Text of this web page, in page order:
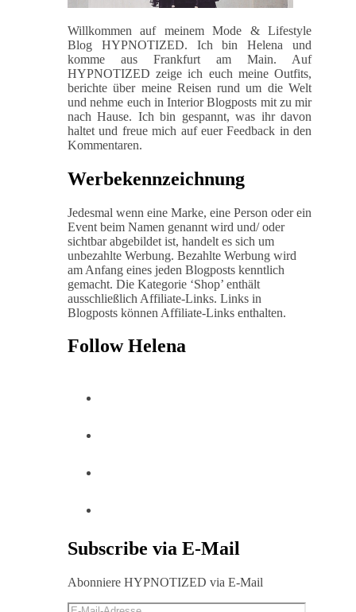
Willkommen auf meinem Mode & Lifestyle
Blog HYPNOTIZED. Ich bin Helena und
komme aus Frankfurt am Main. Auf
HYPNOTIZED zeige ich euch meine Outfits,
berichte über meine Reisen rund um die Welt
und nehme euch in Interior Blogposts mit zu mir
nach Hause. Ich bin gespannt, was ihr davon
haltet und freue mich auf euer Feedback in den
Kommentaren.
Werbekennzeichnung
Jedesmal wenn eine Marke, eine Person oder ein
Event beim Namen genannt wird und/ oder
sichtbar abgebildet ist, handelt es sich um
unbezahlte Werbung. Bezahlte Werbung wird
am Anfang eines jeden Blogposts kenntlich
gemacht. Die Kategorie ‘Shop’ enthält
ausschließlich Affiliate-Links. Links in
Blogposts können Affiliate-Links enthalten.
Follow Helena
Subscribe via E-Mail
Abonniere HYPNOTIZED via E-Mail
E-